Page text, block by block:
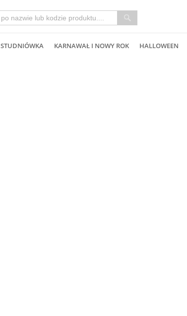
STUDNIÓWKA KARNAWAŁ I NOWY ROK HALLOWEEN